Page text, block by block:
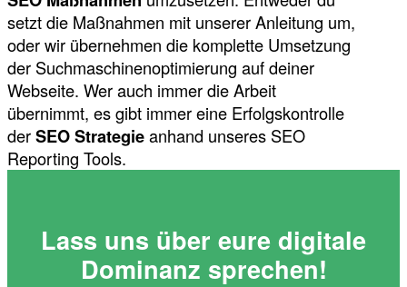
setzt die Maßnahmen mit unserer Anleitung um,
oder wir übernehmen die komplette Umsetzung
der Suchmaschinenoptimierung auf deiner
Webseite. Wer auch immer die Arbeit
übernimmt, es gibt immer eine Erfolgskontrolle
derSEO Strategieanhand unseres SEO
Reporting Tools.
Lass uns über eure digitale
Dominanz sprechen!